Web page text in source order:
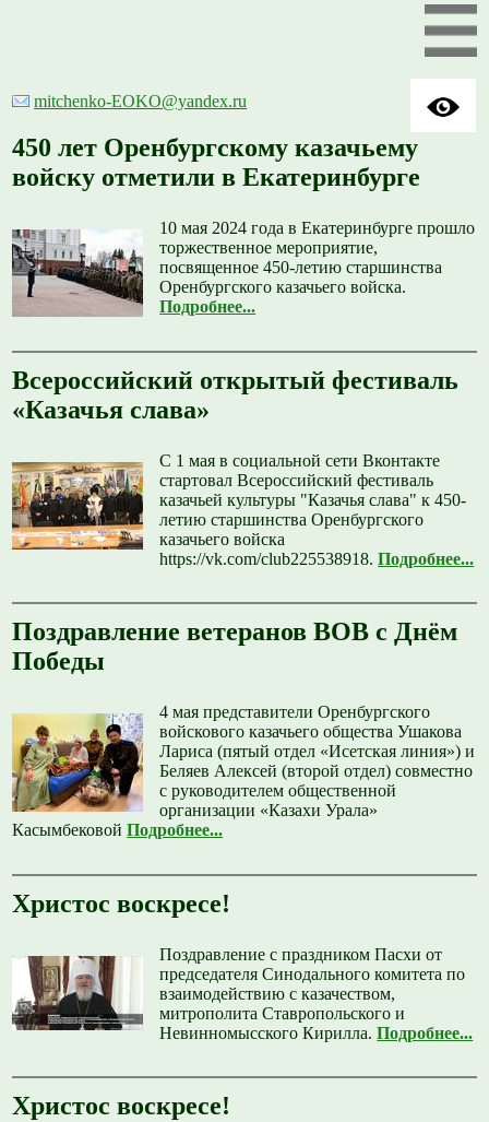
mitchenko-EOKO@yandex.ru
450 лет Оренбургскому казачьему
войску отметили в Екатеринбурге
10 мая 2024 года в Екатеринбурге прошло
торжественное мероприятие,
посвященное 450-летию старшинства
Оренбургского казачьего войска.
Подробнее...
Всероссийский открытый фестиваль
«Казачья слава»
С 1 мая в социальной сети Вконтакте
стартовал Всероссийский фестиваль
казачьей культуры "Казачья слава" к 450-
летию старшинства Оренбургского
казачьего войска
https://vk.com/club225538918.Подробнее...
Поздравление ветеранов ВОВ с Днём
Победы
4 мая представители Оренбургского
войскового казачьего общества Ушакова
Лариса (пятый отдел «Исетская линия») и
Беляев Алексей (второй отдел) совместно
с руководителем общественной
организации «Казахи Урала»
КасымбековойПодробнее...
Христос воскресе!
Поздравление с праздником Пасхи от
председателя Синодального комитета по
взаимодействию с казачеством,
митрополита Ставропольского и
Невинномысского Кирилла.Подробнее...
Христос воскресе!